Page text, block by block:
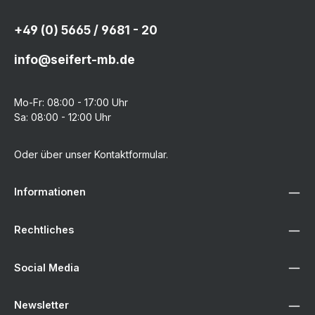
+49 (0) 5665 / 9681 - 20
info@seifert-mb.de
Mo-Fr: 08:00 - 17:00 Uhr
Sa: 08:00 - 12:00 Uhr
Oder über unser Kontaktformular.
Informationen
Rechtliches
Social Media
Newsletter